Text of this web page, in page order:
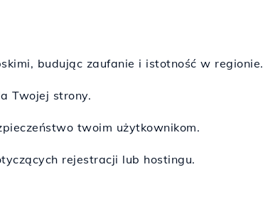
budując zaufanie i istotność w regionie.
Twojej strony.
twoim użytkownikom.
rejestracji lub hostingu.